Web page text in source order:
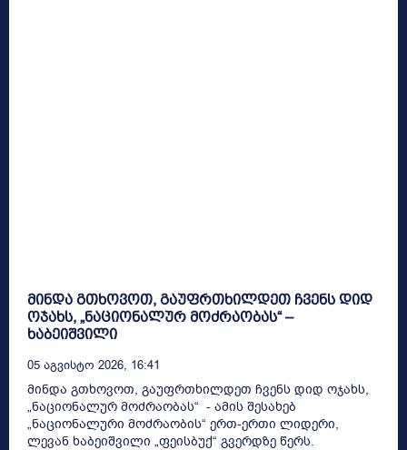
მინდა გთხოვოთ, გაუფრთხილდეთ ჩვენს დიდ
ოჯახს, „ნაციონალურ მოძრაობას“ –
ხაბეიშვილი
05 Აგვისტო 2026, 16:41
მინდა გთხოვოთ, გაუფრთხილდეთ ჩვენს დიდ ოჯახს,
„ნაციონალურ მოძრაობას“ - ამის შესახებ
„ნაციონალური მოძრაობის“ ერთ-ერთი ლიდერი,
ლევან ხაბეიშვილი „ფეისბუქ“ გვერდზე წერს.